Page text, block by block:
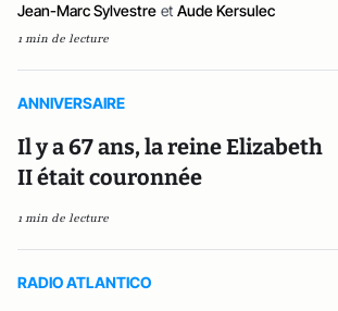
Jean-Marc Sylvestre et Aude Kersulec
1 min de lecture
ANNIVERSAIRE
Il y a 67 ans, la reine Elizabeth
II était couronnée
1 min de lecture
RADIO ATLANTICO